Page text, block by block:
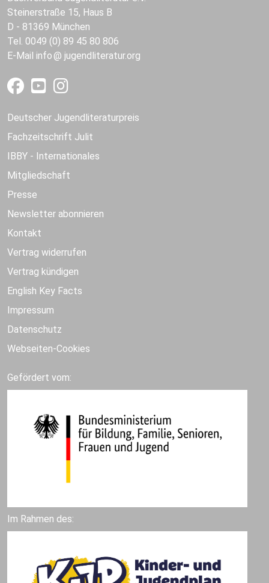
Steinerstraße 15, Haus B
D - 81369 München
Tel. 0049 (0) 89 45 80 806
E-Mail info jugendliteratur.org
Deutscher Jugendliteraturpreis
Fachzeitschrift Julit
IBBY - Internationales
Mitgliedschaft
Presse
Newsletter abonnieren
Kontakt
Vertrag widerrufen
Vertrag kündigen
English Key Facts
Impressum
Datenschutz
Webseiten-Cookies
Gefördert vom:
Im Rahmen des: